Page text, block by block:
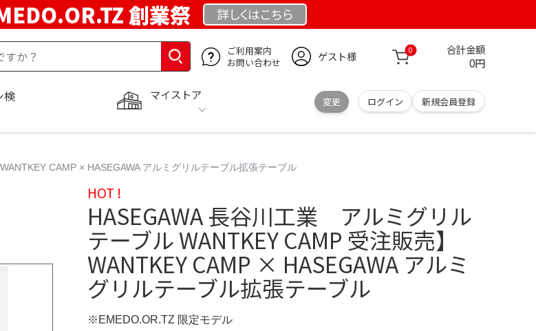
創業祭 詳しくはこちら
ご利用案内
お問い合わせ
ゲスト様 0 合計金額
0円
マイストア
変更 ログイン 新規会員登録
検
CAMP × HASEGAWA アルミグリルテーブル拡張テーブル
HOT !
HASEGAWA 長谷川工業 アルミグリル
テーブル WANTKEY CAMP 受注販売】
WANTKEY CAMP × HASEGAWA アルミ
グリルテーブル拡張テーブル
※EMEDO.OR.TZ 限定モデル